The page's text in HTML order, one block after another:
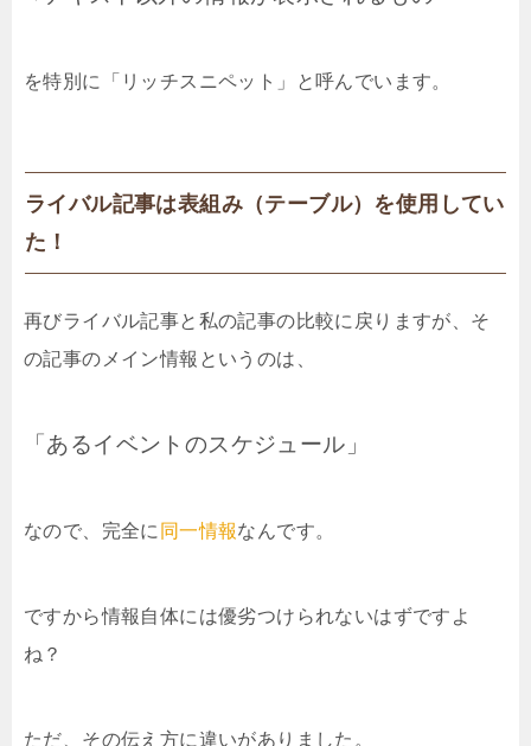
を特別に「リッチスニペット」と呼んでいます。
ライバル記事は表組み（テーブル）を使用してい
た！
再びライバル記事と私の記事の比較に戻りますが、そ
の記事のメイン情報というのは、
「あるイベントのスケジュール」
なので、完全に 同一情報なんです。
ですから情報自体には優劣つけられないはずですよ
ね？
ただ、その伝え方に違いがありました。